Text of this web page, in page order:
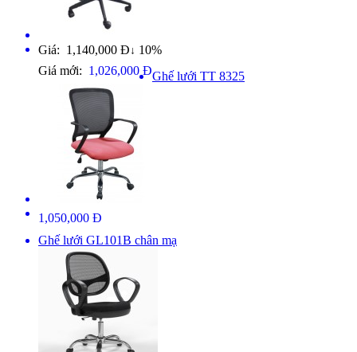
Giá: 1,140,000 Đ ↓ 10%
Giá mới: 1,026,000 ĐGhế lưới TT 8325
1,050,000 Đ
Ghế lưới GL101B chân mạ